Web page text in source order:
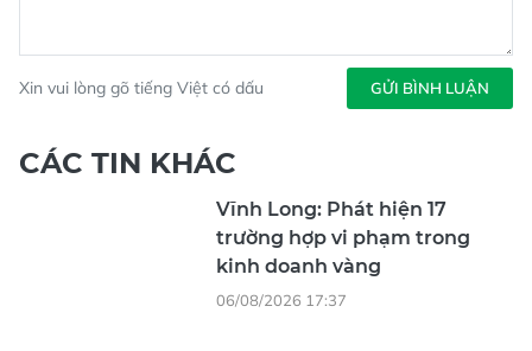
Xin vui lòng gõ tiếng Việt có dấu GỬI BÌNH LUẬN
CÁC TIN KHÁC
Vĩnh Long: Phát hiện 17
trường hợp vi phạm trong
kinh doanh vàng
06/08/2026 17:37